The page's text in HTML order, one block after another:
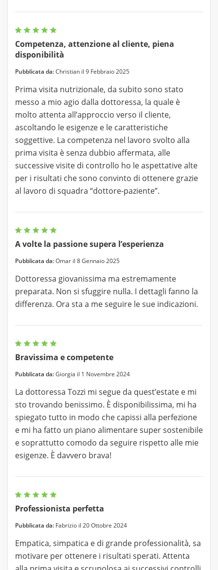
Competenza, attenzione al cliente, piena
disponibilità
Pubblicata da:Christian il 9 Febbraio 2025
Prima visita nutrizionale, da subito sono stato
messo a mio agio dalla dottoressa, la quale è
molto attenta all’approccio verso il cliente,
ascoltando le esigenze e le caratteristiche
soggettive. La competenza nel lavoro svolto alla
prima visita è senza dubbio affermata, alle
successive visite di controllo ho le aspettative alte
per i risultati che sono convinto di ottenere grazie
al lavoro di squadra “dottore-paziente”.
A volte la passione supera l’esperienza
Pubblicata da:Omar il 8 Gennaio 2025
Dottoressa giovanissima ma estremamente
preparata. Non si sfuggire nulla. I dettagli fanno la
differenza. Ora sta a me seguire le sue indicazioni.
Bravissima e competente
Pubblicata da:Giorgia il 1 Novembre 2024
La dottoressa Tozzi mi segue da quest’estate e mi
sto trovando benissimo. È disponibilissima, mi ha
spiegato tutto in modo che capissi alla perfezione
e mi ha fatto un piano alimentare super sostenibile
e soprattutto comodo da seguire rispetto alle mie
esigenze. È davvero brava!
Professionista perfetta
Pubblicata da: Fabrizio il 20 Ottobre 2024
Empatica, simpatica e di grande professionalità, sa
motivare per ottenere i risultati sperati. Attenta